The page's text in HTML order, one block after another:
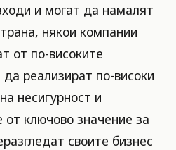
и могат да намалят
някои компании
от по-високите
реализират по-високи
несигурност и
ключово значение за
своите бизнес